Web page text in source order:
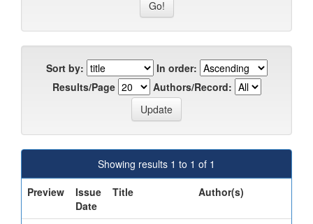
Sort by:
In order:
Results/Page
Authors/Record:
Showing results 1 to 1 of 1
Preview
Issue
Date
Title Author(s)